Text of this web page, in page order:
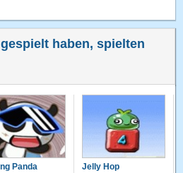
haben, spielten
Panda Jelly Hop